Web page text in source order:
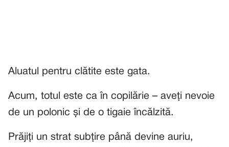
Aluatul pentru clătite este gata.
Acum, totul este ca în copilărie – aveți nevoie
de un polonic și de o tigaie încălzită.
Prăjiți un strat subțire până devine auriu,